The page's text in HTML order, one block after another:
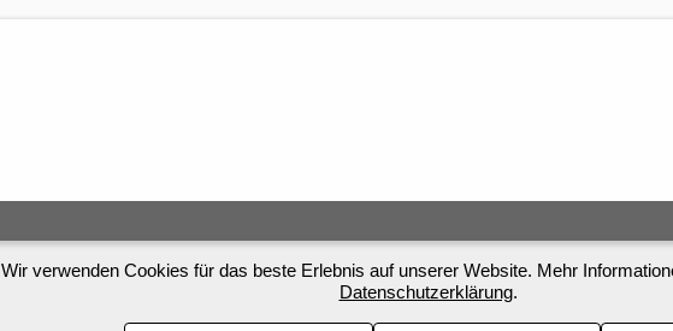
Wir verwenden Cookies für das beste Erlebnis auf unserer Website. Mehr
Datenschutzerklärung.